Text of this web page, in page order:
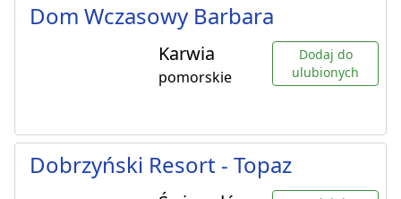
Dom Wczasowy Barbara
Karwia
pomorskie
Dodaj do
ulubionych
Dobrzyński Resort - Topaz